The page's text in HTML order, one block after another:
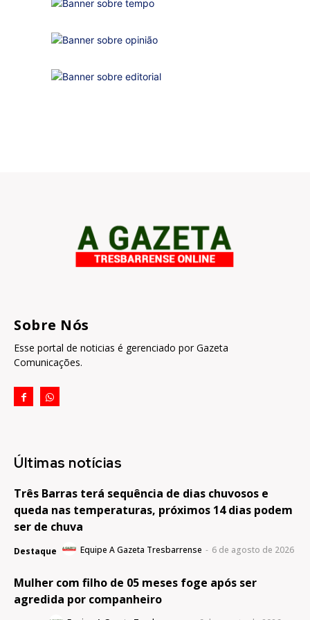
Sobre Nós
Esse portal de noticias é gerenciado por Gazeta
Comunicações.
Últimas notícias
Três Barras terá sequência de dias chuvosos e
queda nas temperaturas, próximos 14 dias podem
ser de chuva
Destaque Equipe A Gazeta Tresbarrense - 6 de agosto de 2026
Mulher com filho de 05 meses foge após ser
agredida por companheiro